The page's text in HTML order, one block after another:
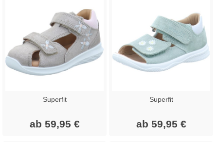
Superfit
ab 59,95 €
Superfit
ab 59,95 €